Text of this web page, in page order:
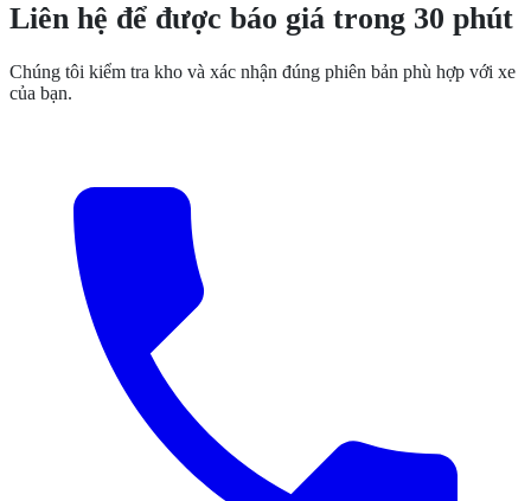
Liên hệ để được báo giá trong 30 phút
Chúng tôi kiểm tra kho và xác nhận đúng phiên bản phù hợp với xe
của bạn.